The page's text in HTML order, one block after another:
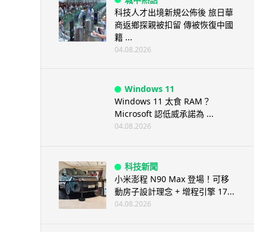
科技人才出境新規公佈後 旅日華
商返鄉探親被扣留 傳被恢復中國
籍 ...
04.08.2026
Windows 11
Windows 11 太食 RAM？
Microsoft 認低威承諾為 ...
04.08.2026
科技新聞
小米澎程 N90 Max 登場！可移
動房子設計理念 + 增程引擎 17...
04.08.2026